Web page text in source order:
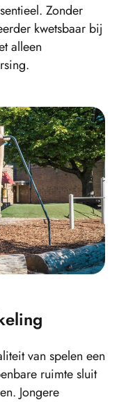
Zonder
kwetsbaar bij
alleen
van spelen een
ruimte sluit
Jongere